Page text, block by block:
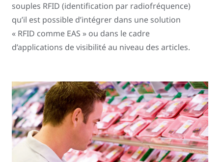
souples RFID (identification par radiofréquence)
qu’il est possible d’intégrer dans une solution
« RFID comme EAS » ou dans le cadre
d’applications de visibilité au niveau des articles.